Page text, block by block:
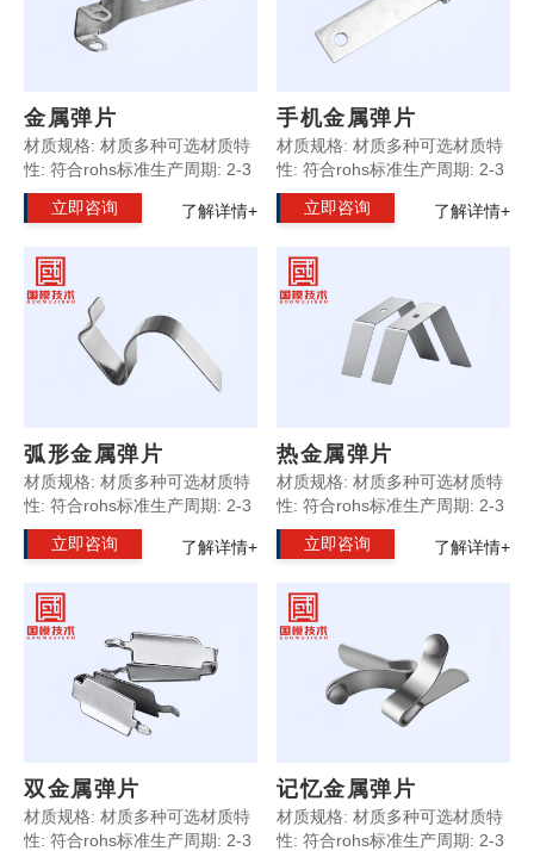
金属弹片
材质规格: 材质多种可选材质特
性: 符合rohs标准生产周期: 2-3
天产品优势: 外观精致光滑产品
规格: 按照客户要求定制温馨提
立即咨询 了解详情+
手机金属弹片
材质规格: 材质多种可选材质特
性: 符合rohs标准生产周期: 2-3
天产品优势: 外观精致光滑产品
规格: 按照客户要求定制温馨提
立即咨询 了解详情+
弧形金属弹片
材质规格: 材质多种可选材质特
性: 符合rohs标准生产周期: 2-3
天产品优势: 外观精致光滑产品
规格: 按照客户要求定制温馨提
立即咨询 了解详情+
热金属弹片
材质规格: 材质多种可选材质特
性: 符合rohs标准生产周期: 2-3
天产品优势: 外观精致光滑产品
规格: 按照客户要求定制温馨提
立即咨询 了解详情+
双金属弹片
材质规格: 材质多种可选材质特
性: 符合rohs标准生产周期: 2-3
记忆金属弹片
材质规格: 材质多种可选材质特
性: 符合rohs标准生产周期: 2-3